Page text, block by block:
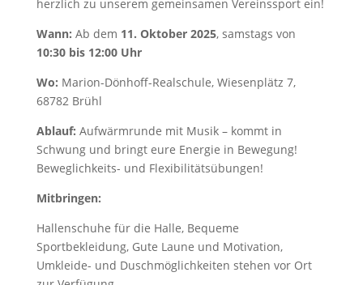
herzlich zu unserem gemeinsamen Vereinssport ein!
Wann: Ab dem 11. Oktober 2025, samstags von
10:30 bis 12:00 Uhr
Wo: Marion-Dönhoff-Realschule, Wiesenplätz 7,
68782 Brühl
Ablauf: Aufwärmrunde mit Musik – kommt in
Schwung und bringt eure Energie in Bewegung!
Beweglichkeits- und Flexibilitätsübungen!
Mitbringen:
Hallenschuhe für die Halle, Bequeme
Sportbekleidung, Gute Laune und Motivation,
Umkleide- und Duschmöglichkeiten stehen vor Ort